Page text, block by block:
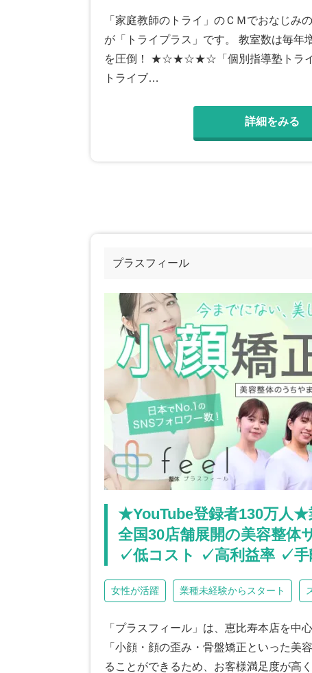
「家庭教師のトライ」のＣＭでおなじみ
が「トライプラス」です。 教室数は毎年
を圧倒！ ★☆★☆★☆「個別指導塾トラ
トライブ…
詳細をみる
プラスフィール
★YouTube登録者130万人★
全国30店舗展開の美容整体
✓低コスト ✓高利益率 ✓手
女性が活躍 業種未経験からスタート
「プラスフィール」は、恵比寿本店を中
「小顔・顔の歪み・骨盤矯正といった美
ることができるため、お客様満足度が高